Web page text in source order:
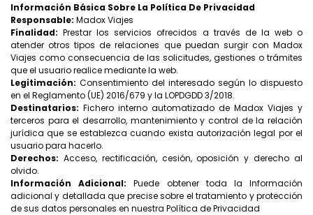
Información Básica Sobre La Política De Privacidad
Responsable: Madox Viajes
Finalidad: Prestar los servicios ofrecidos a través de la web o
atender otros tipos de relaciones que puedan surgir con Madox
Viajes como consecuencia de las solicitudes, gestiones o trámites
que el usuario realice mediante la web.
Legitimación: Consentimiento del interesado según lo dispuesto
en el Reglamento (UE) 2016/679 y la LOPDGDD 3/2018.
Destinatarios: Fichero interno automatizado de Madox Viajes y
terceros para el desarrollo, mantenimiento y control de la relación
jurídica que se establezca cuando exista autorización legal por el
usuario para hacerlo.
Derechos: Acceso, rectificación, cesión, oposición y derecho al
olvido.
Información Adicional: Puede obtener toda la Información
adicional y detallada que precise sobre el tratamiento y protección
de sus datos personales en nuestra Política de Privacidad